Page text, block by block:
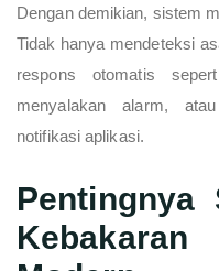
Dengan demikian, sistem
Tidak hanya mendeteksi
respons otomatis
menyalakan alarm,
notifikasi aplikasi.
Pentingnya
Kebakaran